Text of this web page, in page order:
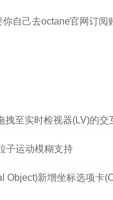
自己去octane官网订阅
拽至实时检视器(LV)的交
子运动模糊支持
Object)新增坐标选项卡